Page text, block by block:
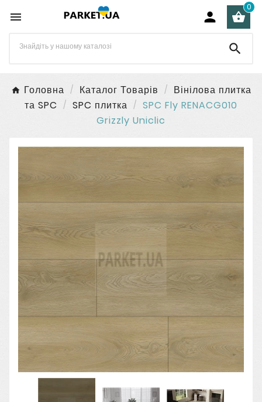
  
0

Головна Каталог Товарів
Вінілова плитка
та SPC
SPC плитка
SPC Fly RENACG010
Grizzly Uniclic